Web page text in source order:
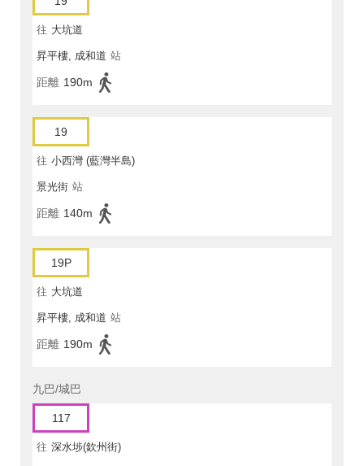
往 大坑道
昇平樓, 成和道 站
距離 190m
19
往 小西灣 (藍灣半島)
景光街 站
距離 140m
19P
往 大坑道
昇平樓, 成和道 站
距離 190m
九巴/城巴
117
往 深水埗(欽州街)